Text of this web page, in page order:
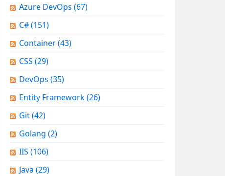
Azure DevOps (67)
C#(151)
Container(43)
CSS (29)
DevOps (35)
Entity Framework(26)
Git(42)
Golang (2)
IIS (106)
Java (29)